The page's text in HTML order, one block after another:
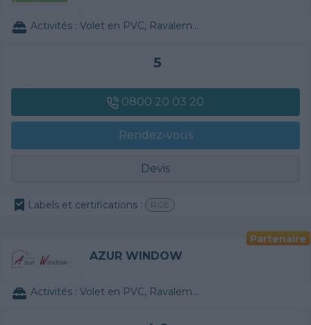
Activités : Volet en PVC, Ravalement de façade, Papier peint
5
0800 20 03 20
Rendez-vous
Devis
Labels et certifications : RGE
Partenaire
AZUR WINDOW
Activités : Volet en PVC, Ravalement de façade, Papier peint, Chauffe-eau / Thermodynamique